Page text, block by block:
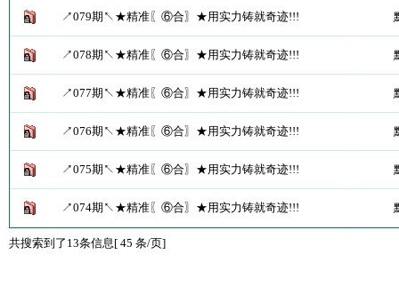
↗079期↖★精准〖⑥合〗★用实力铸就奇迹!!!
↗078期↖★精准〖⑥合〗★用实力铸就奇迹!!!
↗077期↖★精准〖⑥合〗★用实力铸就奇迹!!!
↗076期↖★精准〖⑥合〗★用实力铸就奇迹!!!
↗075期↖★精准〖⑥合〗★用实力铸就奇迹!!!
↗074期↖★精准〖⑥合〗★用实力铸就奇迹!!!
共搜索到了13条信息[ 45 条/页]